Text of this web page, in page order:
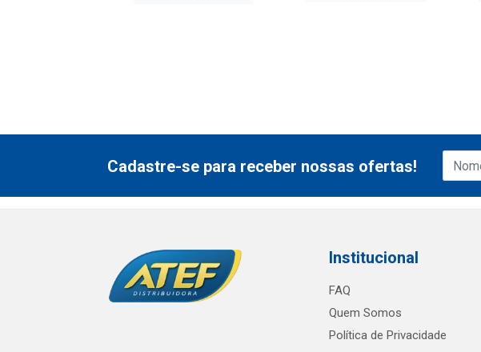
Cadastre-se para receber nossas ofertas!
Institucional
FAQ
Quem Somos
Política de Privacidade